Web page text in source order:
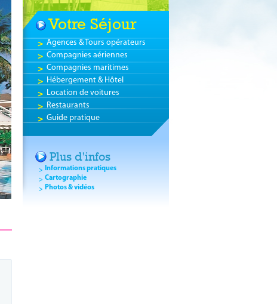
Votre Séjour
Agences & Tours opérateurs
Compagnies aériennes
Compagnies maritimes
Hébergement & Hôtel
Location de voitures
Restaurants
Guide pratique
Plus d'infos
Informations pratiques
Cartographie
Photos & vidéos